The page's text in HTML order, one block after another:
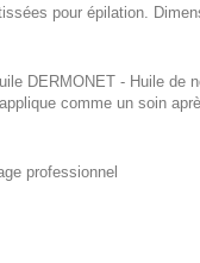
pour épilation.
DERMONET - Huile de
comme un soin
professionnel